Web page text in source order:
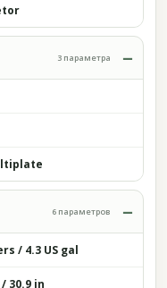
3 параметра
6 параметров
/ 4.3 US gal
30.9 in